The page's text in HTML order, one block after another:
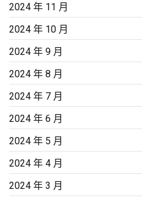
2024 年 11 月
2024 年 10 月
2024 年 9 月
2024 年 8 月
2024 年 7 月
2024 年 6 月
2024 年 5 月
2024 年 4 月
2024 年 3 月